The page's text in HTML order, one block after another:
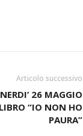
Articolo successivo
26 MAGGIO
“IO NON HO
PAURA”